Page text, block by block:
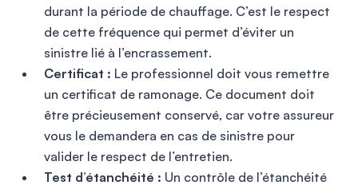
durant la période de chauffage. C’est le respect
de cette fréquence qui permet d’éviter un
sinistre lié à l’encrassement.
Certificat : Le professionnel doit vous remettre
un certificat de ramonage. Ce document doit
être précieusement conservé, car votre assureur
vous le demandera en cas de sinistre pour
valider le respect de l’entretien.
Test d’étanchéité : Un contrôle de l’étanchéité